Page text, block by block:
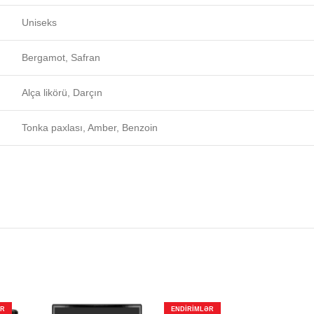
Uniseks
Bergamot, Safran
Alça likörü, Darçın
Tonka paxlası, Amber, Benzoin
ENDIRIMLƏR